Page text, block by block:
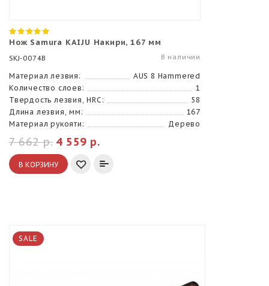
Нож Samura KAIJU Накири, 167 мм
SKJ-0074B В наличии
Материал лезвия:
AUS 8 Hammered
Количество слоев:
1
Твердость лезвия, HRC:
58
Длина лезвия, мм:
167
Материал рукояти:
Дерево
4 559 р.
7 662 р.
В КОРЗИНУ
SALE